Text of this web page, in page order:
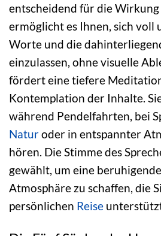
entscheidend für die
ermöglicht es Ihnen, sich voll
Worte und die
einzulassen, ohne visuelle
fördert eine tiefere
Kontemplation der Inhalte.
während Pendelfahrten, bei
Naturoder in entspannter
hören. Die Stimme des
gewählt, um eine
Atmosphäre zu schaffen, die
persönlichen Reise